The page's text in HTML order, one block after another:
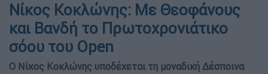
Νίκος Κοκλώνης: Με Θεοφάνους
και Βανδή το Πρωτοχρονιάτικο
σόου του Open
Ο Νίκος Κοκλώνης υποδέχεται τη μοναδική Δέσποινα